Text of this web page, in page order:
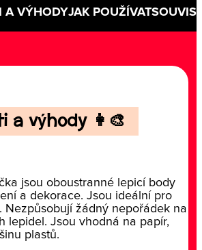
A VÝHODYJAK POUŽÍVAT
a výhody 👩‍🎨
jsou oboustranné lepicí body
a dekorace. Jsou ideální pro
Nezpůsobují žádný nepořádek na
lepidel. Jsou vhodná na papír,
plastů.